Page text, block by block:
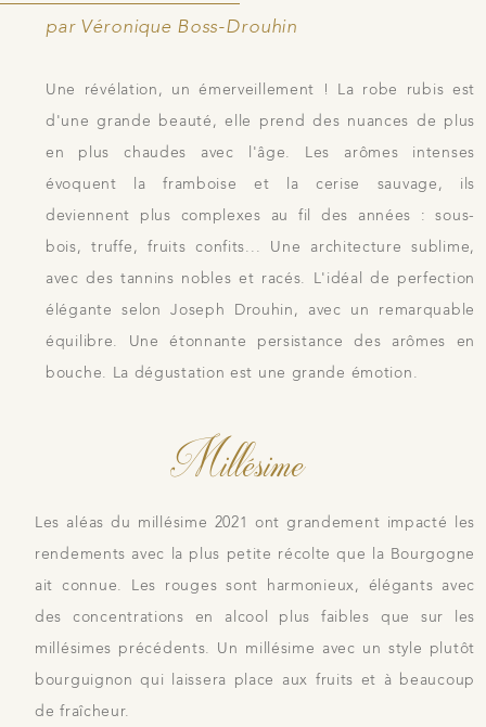
par Véronique Boss-Drouhin
Une révélation, un émerveillement ! La robe rubis est
d'une grande beauté, elle prend des nuances de plus
en plus chaudes avec l'âge. Les arômes intenses
évoquent la framboise et la cerise sauvage, ils
deviennent plus complexes au fil des années : sous-
bois, truffe, fruits confits... Une architecture sublime,
avec des tannins nobles et racés. L'idéal de perfection
élégante selon Joseph Drouhin, avec un remarquable
équilibre. Une étonnante persistance des arômes en
bouche. La dégustation est une grande émotion.
Millésime
Les aléas du millésime 2021 ont grandement impacté les
rendements avec la plus petite récolte que la Bourgogne
ait connue. Les rouges sont harmonieux, élégants avec
des concentrations en alcool plus faibles que sur les
millésimes précédents. Un millésime avec un style plutôt
bourguignon qui laissera place aux fruits et à beaucoup
de fraîcheur.